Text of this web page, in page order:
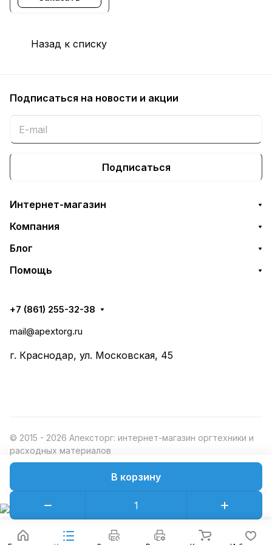
В корзину
Назад к списку
Подписаться на новости и акции
Подписаться
Интернет-магазин
Компания
Блог
Помощь
+7 (861) 255-32-38
mail@apextorg.ru
г. Краснодар, ул. Московская, 45
© 2015 - 2026 Апексторг: интернет-магазин оргтехники и
расходных материалов
Конфиденциальность